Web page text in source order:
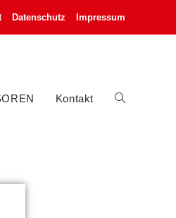
Datenschutz Impressum
Kontakt